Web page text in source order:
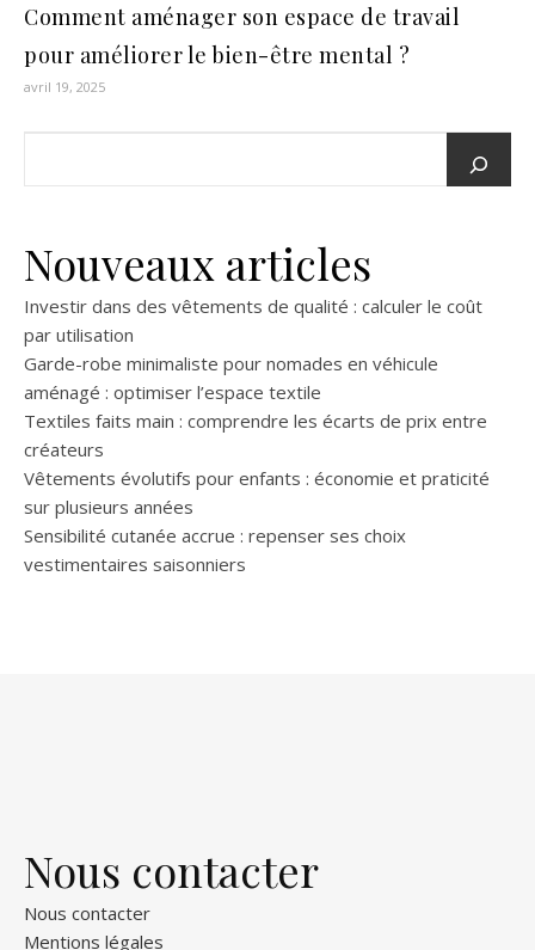
Comment aménager son espace de travail
pour améliorer le bien-être mental ?
avril 19, 2025
Nouveaux articles
Investir dans des vêtements de qualité : calculer le coût
par utilisation
Garde-robe minimaliste pour nomades en véhicule
aménagé : optimiser l’espace textile
Textiles faits main : comprendre les écarts de prix entre
créateurs
Vêtements évolutifs pour enfants : économie et praticité
sur plusieurs années
Sensibilité cutanée accrue : repenser ses choix
vestimentaires saisonniers
Nous contacter
Nous contacter
Mentions légales